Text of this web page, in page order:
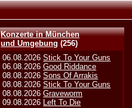
Konzerte in München
und Umgebung (256)
06.08.2026Stick To Your Guns
06.08.2026Good Riddance
08.08.2026Sons Of Arrakis
08.08.2026Stick To Your Guns
08.08.2026Graveworm
09.08.2026 Left To Die